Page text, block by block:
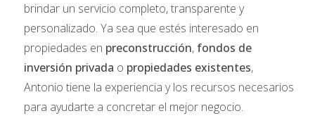
5. Otras Alternativas
Además de las opciones mencionadas, existen
otras alternativas de financiamiento que puedes
explorar:
brindar un servicio completo, transparente y
personalizado. Ya sea que estés interesado en
propiedades en preconstrucción, fondos de
inversión privada o propiedades existentes,
Antonio tiene la experiencia y los recursos necesarios
para ayudarte a concretar el mejor negocio.